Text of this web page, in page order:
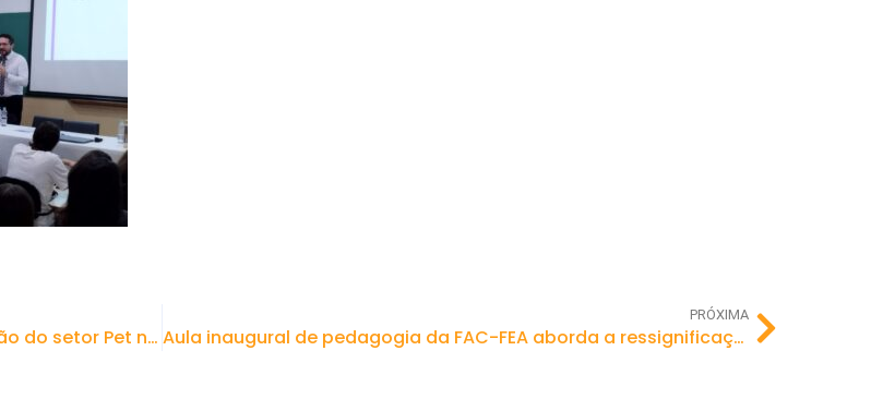
Pesquisa do LAB-EMP da FAC-FEA revela expansão do setor Pet na região
PRÓXIMA
Aula inaugural de pedagogia da FAC-FEA aborda a ressignificação do espaço escolar e as culturas das infâncias